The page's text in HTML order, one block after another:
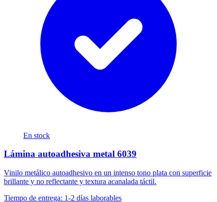
En stock
Lámina autoadhesiva metal 6039
Vinilo metálico autoadhesivo en un intenso tono plata con superficie
brillante y no reflectante y textura acanalada táctil.
Tiempo de entrega: 1-2 días laborables